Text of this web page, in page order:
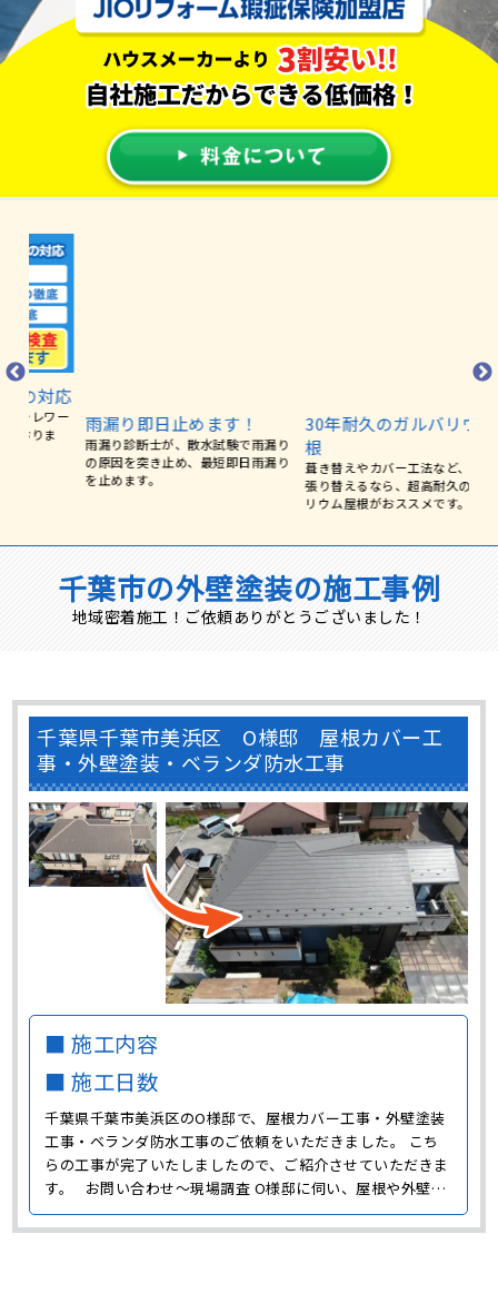
雨漏り即日止めます！
雨漏り診断士が、散水試験で雨漏り
の原因を突き止め、最短即日雨漏り
を止めます。
葺き替えやカバー工法など、屋根を
張り替えるなら、超高耐久のガルバ
リウム屋根がおススメです。
千葉市の外壁塗装の施工事例
地域密着施工！ご依頼ありがとうございました！
千葉県千葉市美浜区 O様邸 屋根カバー工
事・外壁塗装・ベランダ防水工事
■ 施工内容
■ 施工日数
千葉県千葉市美浜区のO様邸で、屋根カバー工事・外壁塗装
工事・ベランダ防水工事のご依頼をいただきました。 こち
らの工事が完了いたしましたので、ご紹介させていただきま
す。 お問い合わせ～現場調査 O様邸に伺い、屋根や外壁の
劣化状況の確認をおこないました。 外壁は全体的に色褪
せ、汚れやチョーキングが発生していました。 また屋根に
は苔や汚れの付着、色褪せだけでなく、欠けやひび割れ･･･